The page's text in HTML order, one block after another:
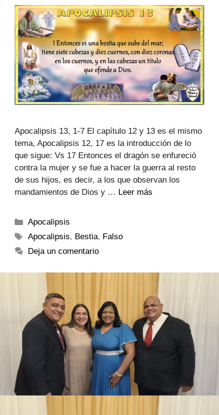
Apocalipsis 13, 1-7 El capítulo 12 y 13 es el mismo
tema, Apocalipsis 12, 17 es la introducción de lo
que sigue: Vs 17 Entonces el dragón se enfureció
contra la mujer y se fue a hacer la guerra al resto
de sus hijos, es decir, a los que observan los
mandamientos de Dios y … Leer más
Apocalipsis
Apocalipsis, Bestia, Falso
Deja un comentario